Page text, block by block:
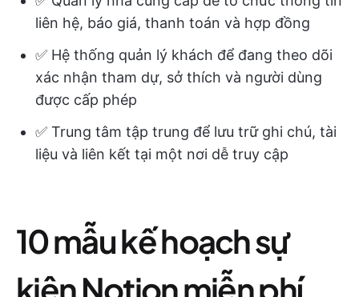
liên hệ, báo giá, thanh toán và hợp đồng
✅ Hệ thống quản lý khách để đang theo dõi
xác nhận tham dự, sở thích và người dùng
được cấp phép
✅ Trung tâm tập trung để lưu trữ ghi chú, tài
liệu và liên kết tại một nơi dễ truy cập
10 mẫu kế hoạch sự
kiện Notion miễn phí